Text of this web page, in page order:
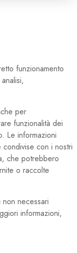
funzionamento
per
funzionalità dei
Le informazioni
condivise con i nostri
che potrebbero
o raccolte
necessari
informazioni,